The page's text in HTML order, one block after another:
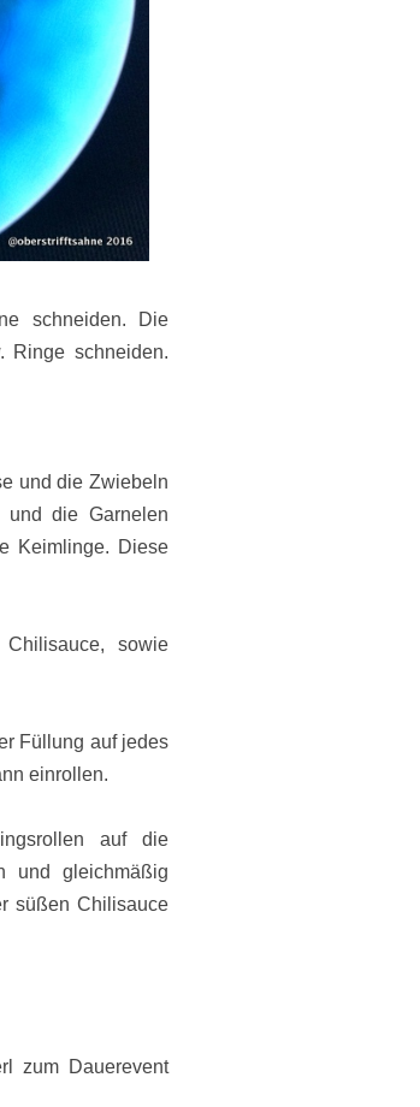
schneiden. Die
Ringe schneiden.
und die Zwiebeln
und die Garnelen
Keimlinge. Diese
sowie
Füllung auf jedes
einrollen.
auf die
und gleichmäßig
süßen Chilisauce
zum Dauerevent